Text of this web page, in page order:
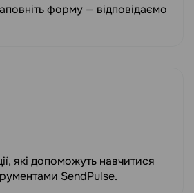
форму — відповідаємо
які допоможуть навчитися
SendPulse.